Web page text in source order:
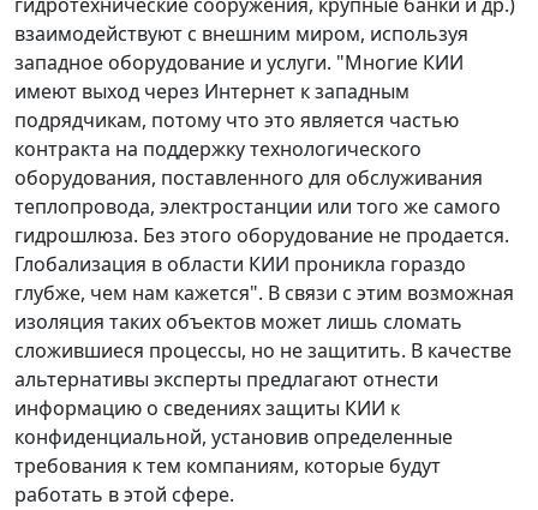
взаимодействуют с внешним миром, используя
западное оборудование и услуги. "Многие КИИ
имеют выход через Интернет к западным
подрядчикам, потому что это является частью
контракта на поддержку технологического
оборудования, поставленного для обслуживания
теплопровода, электростанции или того же самого
гидрошлюза. Без этого оборудование не продается.
Глобализация в области КИИ проникла гораздо
глубже, чем нам кажется". В связи с этим возможная
изоляция таких объектов может лишь сломать
сложившиеся процессы, но не защитить. В качестве
альтернативы эксперты предлагают отнести
информацию о сведениях защиты КИИ к
конфиденциальной, установив определенные
требования к тем компаниям, которые будут
работать в этой сфере.